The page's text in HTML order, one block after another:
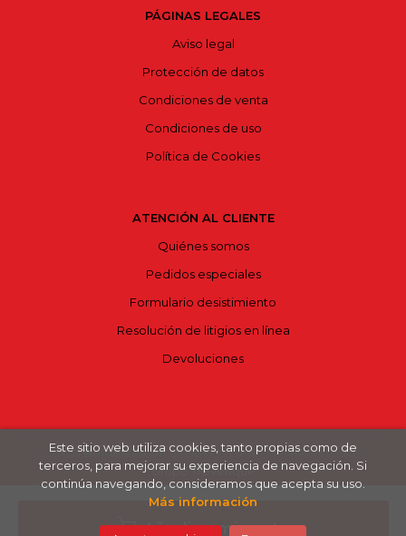
Añadir a mi cesta
PÁGINAS LEGALES
Aviso legal
Protección de datos
Condiciones de venta
Condiciones de uso
Política de Cookies
ATENCIÓN AL CLIENTE
Quiénes somos
Pedidos especiales
Formulario desistimiento
Resolución de litigios en línea
Devoluciones
2026 ©Bajoelvolcán . Todos los Derechos Reservados |
Grupo Trevenque
Este sitio web utiliza cookies, tanto propias como de
terceros, para mejorar su experiencia de navegación. Si
continúa navegando, consideramos que acepta su uso.
Más información